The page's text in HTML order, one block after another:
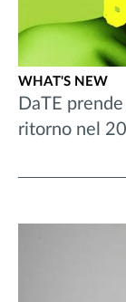
WHAT'S NEW
DaTE
ritorno nel